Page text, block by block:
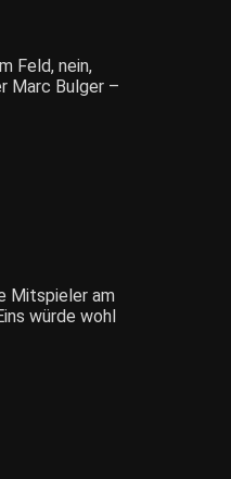
Feld, nein,
Marc Bulger –
Mitspieler am
würde wohl